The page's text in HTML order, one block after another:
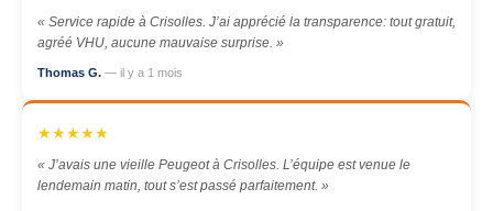
« Service rapide à Crisolles. J’ai apprécié la transparence: tout gratuit,
agréé VHU, aucune mauvaise surprise. »
Thomas G. — il y a 1 mois
★★★★★
« J’avais une vieille Peugeot à Crisolles. L’équipe est venue le
lendemain matin, tout s’est passé parfaitement. »